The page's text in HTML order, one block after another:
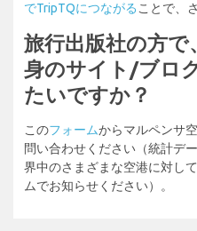
でTripTQにつながることで、
旅行出版社の方で
身のサイト/ブロ
たいですか？
このフォームからマルペンサ
問い合わせください（統計デ
界中のさまざまな空港に対し
ムでお知らせください）。